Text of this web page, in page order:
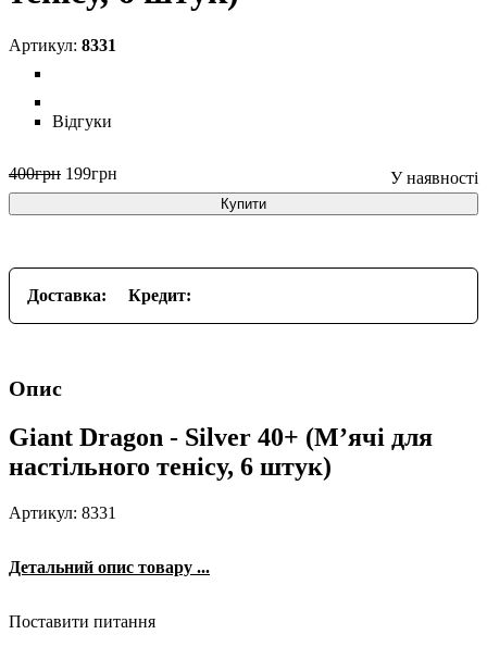
8331
Відгуки
400грн 199грн
Купити
Доставка: Кредит:
Опис
Giant Dragon - Silver 40+ (М’ячі для
настільного тенісу, 6 штук)
Артикул: 8331
Детальний опис товару ...
Поставити питання